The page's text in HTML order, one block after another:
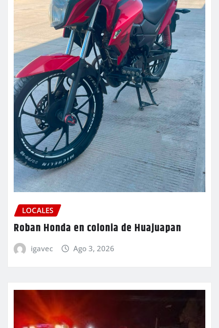
LOCALES
Roban Honda en colonia de Huajuapan
igavec Ago 3, 2026